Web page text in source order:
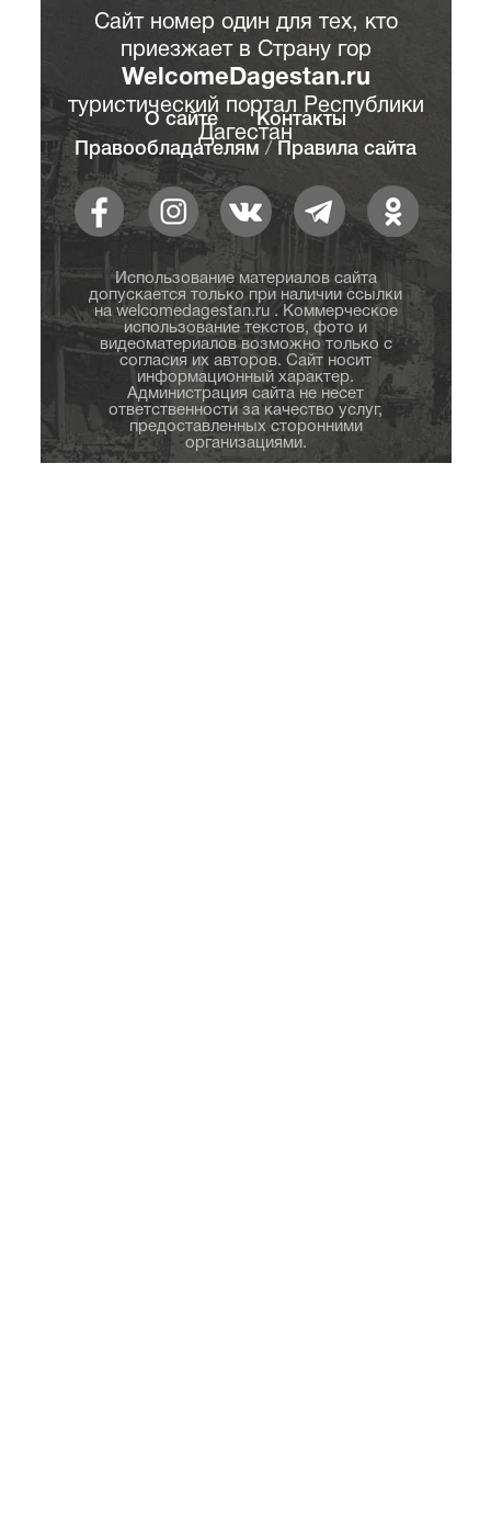
Сайт номер один для тех, кто
приезжает в Страну гор
WelcomeDagestan.ru
туристический портал Республики
Дагестан
О сайте
Контакты
Правообладателям / Правила сайта
Использование материалов сайта
допускается только при наличии ссылки
на welcomedagestan.ru . Коммерческое
использование текстов, фото и
видеоматериалов возможно только с
согласия их авторов. Сайт носит
информационный характер.
Администрация сайта не несет
ответственности за качество услуг,
предоставленных сторонними
организациями.